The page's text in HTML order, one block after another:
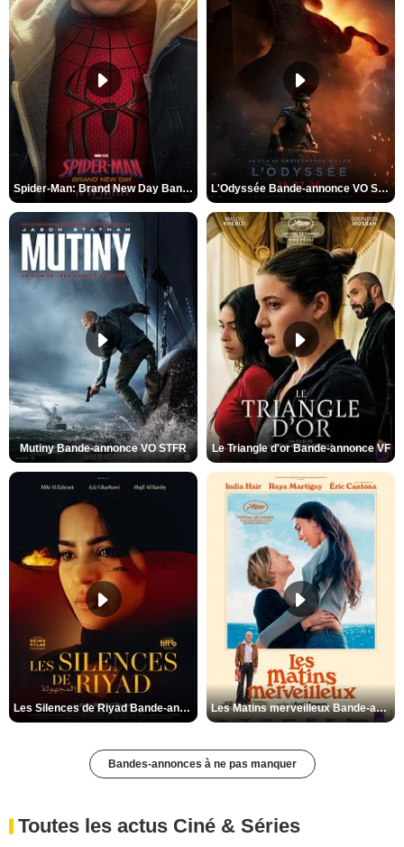
Spider-Man: Brand New Day Bande-annonce VO STFR L'Odyssée Bande-annonce VO STFR
Mutiny Bande-annonce VO STFR Le Triangle d'or Bande-annonce VF
Les Silences de Riyad Bande-annonce VO STFR Les Matins merveilleux Bande-annonce VF
Bandes-annonces à ne pas manquer
Toutes les actus Ciné & Séries